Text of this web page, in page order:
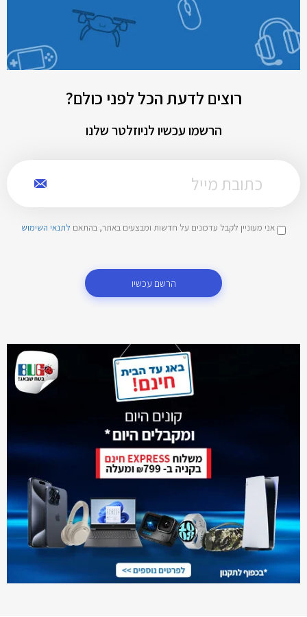
רוצים לדעת הכל לפני כולם?
הרשמו עכשיו לניוזלטר שלנו
אני מעוניין לקבל עדכונים על חדשות ומבצעים באתר, בהתאם לתנאי השימוש
הרשם עכשיו